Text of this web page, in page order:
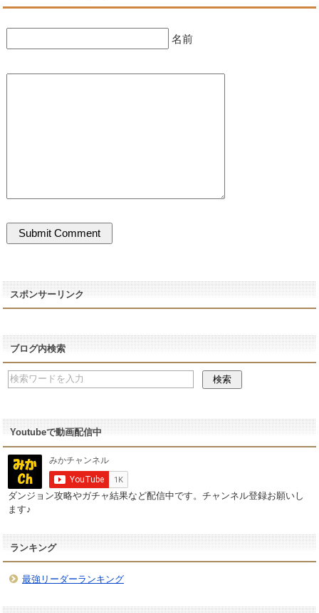
名前
スポンサーリンク
ブログ内検索
Youtubeで動画配信中
ダンジョン攻略やガチャ結果など配信中です。チャンネル登録お願いし
ます♪
ランキング
最強リーダーランキング